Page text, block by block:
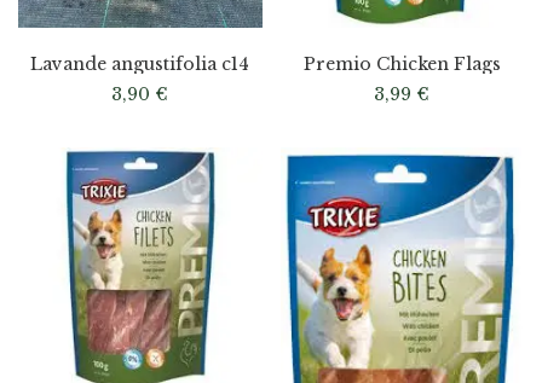
Lavande angustifolia c14
3,90 €
Premio Chicken Flags
3,99 €